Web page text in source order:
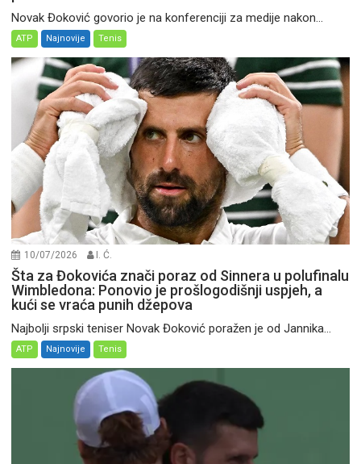
Novak Đoković govorio je na konferenciji za medije nakon...
ATP Najnovije Tenis
10/07/2026 I. Ć.
Šta za Đokovića znači poraz od Sinnera u polufinalu
Wimbledona: Ponovio je prošlogodišnji uspjeh, a
kući se vraća punih džepova
Najbolji srpski teniser Novak Đoković poražen je od Jannika...
ATP Najnovije Tenis